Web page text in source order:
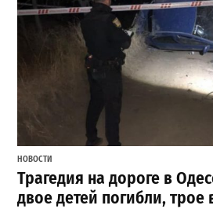
НОВОСТИ
Трагедия на дороге в
двое детей погибли, трое